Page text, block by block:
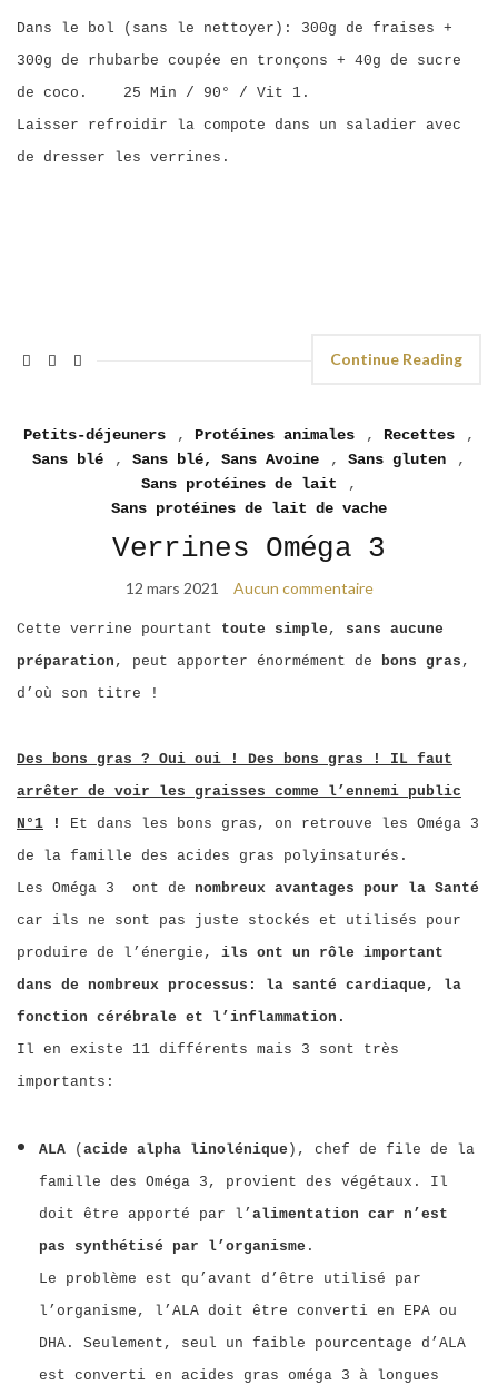
Dans le bol (sans le nettoyer): 300g de fraises +
300g de rhubarbe coupée en tronçons + 40g de sucre
de coco. 25 Min / 90° / Vit 1.
Laisser refroidir la compote dans un saladier avec
de dresser les verrines.
Continue Reading
Petits-déjeuners , Protéines animales , Recettes
,
Sans blé
, Sans blé, Sans Avoine , Sans gluten
,
Sans protéines de lait
,
Sans protéines de lait de vache
Verrines Oméga 3
12 mars 2021 Aucun commentaire
Cette verrine pourtant toute simple , sans aucune
préparation , peut apporter énormément de bons gras ,
d’où son titre !
Des bons gras ? Oui oui ! Des bons gras ! IL faut
arrêter de voir les graisses comme l’ennemi public
N°1 !
Et dans les bons gras, on retrouve les Oméga 3
de la famille des acides gras polyinsaturés.
Les Oméga 3 ont de nombreux avantages pour la Santé
car ils ne sont pas juste stockés et utilisés pour
produire de l’énergie, ils ont un rôle important
dans de nombreux processus: la santé cardiaque, la
fonction cérébrale et l’inflammation.
Il en existe 11 différents mais 3 sont très
importants:
ALA ( acide alpha linolénique ), chef de file de la
famille des Oméga 3, provient des végétaux. Il
doit être apporté par l’ alimentation car n’est
pas synthétisé par l’organisme .
Le problème est qu’avant d’être utilisé par
l’organisme, l’ALA doit être converti en EPA ou
DHA. Seulement, seul un faible pourcentage d’ALA
est converti en acides gras oméga 3 à longues